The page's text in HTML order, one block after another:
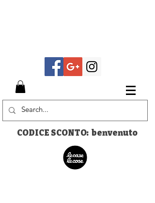
CODICE SCONTO: benvenuto